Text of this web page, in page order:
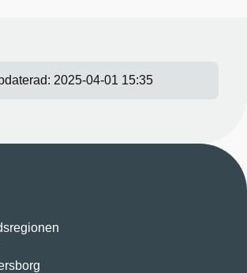
2025-04-01 15:35